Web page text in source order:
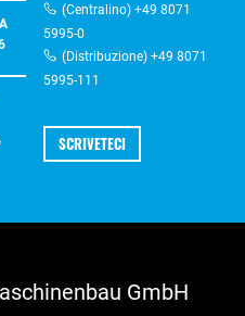
(Centralino) +49 8071
5995-0
(Distribuzione) +49 8071
5995-111
SCRIVETECI
GmbH